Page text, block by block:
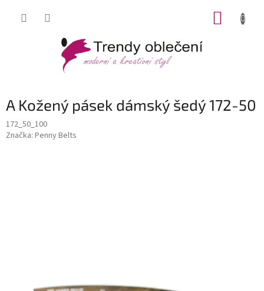
A Kožený pásek dámský šedý 172-50
172_50_100
Značka: Penny Belts